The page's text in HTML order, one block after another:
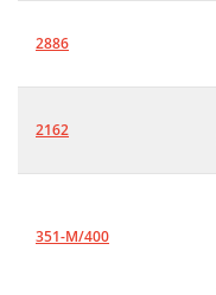
2886
2162
351-M/400